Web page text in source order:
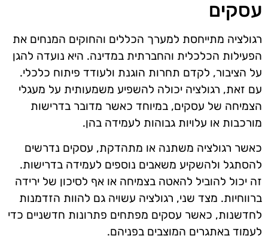
עסקים
רגולציה מתייחסת למערך הכללים והחוקים המנחים את
הפעילות הכלכלית והחברתית במדינה. היא נועדה להגן
על הציבור, לקדם תחרות הוגנת ולעודד פיתוח כלכלי.
עם זאת, רגולציה יכולה להשפיע משמעותית על מעגלי
הצמיחה של עסקים, במיוחד כאשר מדובר בדרישות
מורכבות או עלויות גבוהות לעמידה בהן.
כאשר רגולציה משתנה או מתהדקת, עסקים נדרשים
להסתגל ולהשקיע משאבים נוספים לעמידה בדרישות.
זה יכול להוביל להאטה בצמיחה או אף לסיכון של ירידה
ברווחיות. מצד שני, רגולציה עשויה גם להוות הזדמנות
לחדשנות, כאשר עסקים מפתחים פתרונות חדשניים כדי
לעמוד באתגרים המוצבים בפניהם.